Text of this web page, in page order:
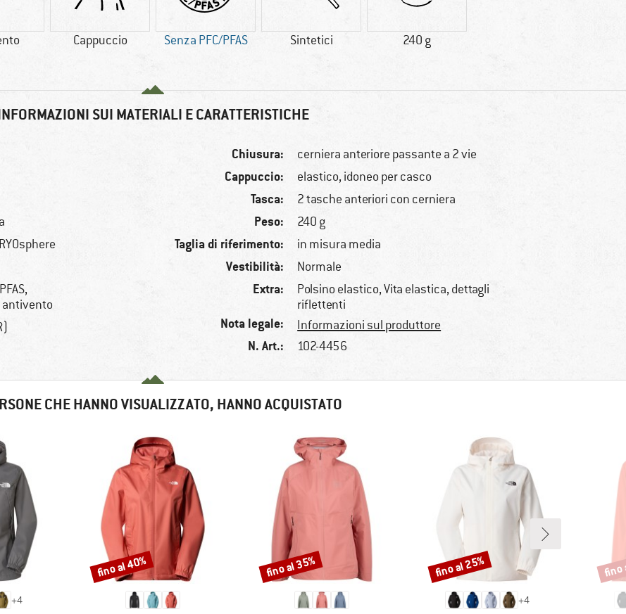
Cappuccio Senza PFC/PFAS Sintetici 240 g
SUI MATERIALI E CARATTERISTICHE
antivento
Chiusura: cerniera anteriore passante a 2 vie
Cappuccio: elastico, idoneo per casco
Tasca: 2 tasche anteriori con cerniera
Peso: 240 g
Taglia di riferimento: in misura media
Vestibilità: Normale
Extra:
Polsino elastico, Vita elastica, dettagli
riflettenti
Nota legale: Informazioni sul produttore
N. Art.: 102-4456
CHE HANNO VISUALIZZATO, HANNO ACQUISTATO
+4
Sconto
fino al 40% Sconto
fino al 35%
+4
Sconto
fino al 25% fino